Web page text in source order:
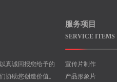
真诚回报您给予的
协助您创造价值。
服务项目
SERVICE ITEMS
宣传片制作
产品形象片